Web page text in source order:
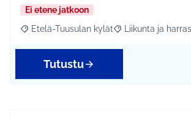
Ei etene jatkoon
Rajaa tulokset aihepiirin mukaan: Etelä-
Etelä-Tuusulan kylät Rajaa tulokset
Liikunta ja
Tutustu